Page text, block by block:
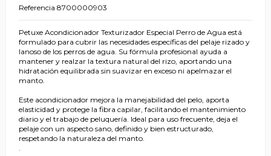
Referencia 8700000903
Petuxe Acondicionador Texturizador Especial Perro de Agua está
formulado para cubrir las necesidades específicas del pelaje rizado y
lanoso de los perros de agua. Su fórmula profesional ayuda a
mantener y realzar la textura natural del rizo, aportando una
hidratación equilibrada sin suavizar en exceso ni apelmazar el
manto.
Este acondicionador mejora la manejabilidad del pelo, aporta
elasticidad y protege la fibra capilar, facilitando el mantenimiento
diario y el trabajo de peluquería. Ideal para uso frecuente, deja el
pelaje con un aspecto sano, definido y bien estructurado,
respetando la naturaleza del manto.